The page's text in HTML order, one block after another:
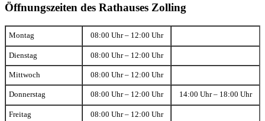
Öffnungszeiten des Rathauses Zolling
Montag 08:00 Uhr – 12:00 Uhr
Dienstag 08:00 Uhr – 12:00 Uhr
Mittwoch 08:00 Uhr – 12:00 Uhr
Donnerstag 08:00 Uhr – 12:00 Uhr 14:00 Uhr – 18:00 Uhr
Freitag 08:00 Uhr – 12:00 Uhr